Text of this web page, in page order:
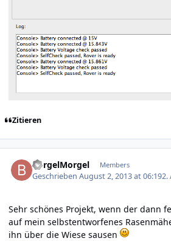
Zitieren
BorgelMorgel Members
GeschriebenAugust 2, 2013 at 06:192.
Sehr schönes Projekt, wenn der dann
auf mein selbstentworfenes
ihn über die Wiese sausen